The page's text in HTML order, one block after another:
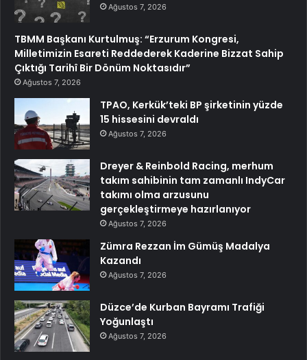
Ağustos 7, 2026
TBMM Başkanı Kurtulmuş: “Erzurum Kongresi,
Milletimizin Esareti Reddederek Kaderine Bizzat Sahip
Çıktığı Tarihî Bir Dönüm Noktasıdır”
Ağustos 7, 2026
TPAO, Kerkük’teki BP şirketinin yüzde
15 hissesini devraldı
Ağustos 7, 2026
Dreyer & Reinbold Racing, merhum
takım sahibinin tam zamanlı IndyCar
takımı olma arzusunu
gerçekleştirmeye hazırlanıyor
Ağustos 7, 2026
Zümra Rezzan İm Gümüş Madalya
Kazandı
Ağustos 7, 2026
Düzce’de Kurban Bayramı Trafiği
Yoğunlaştı
Ağustos 7, 2026